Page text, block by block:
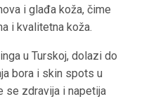
i glađa koža, čime
i kvalitetna koža.
u Turskoj, dolazi do
bora i skin spots u
se zdravija i napetija